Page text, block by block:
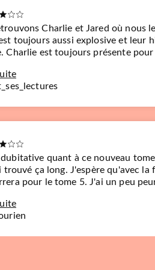
ITO
Louanne Serra
Charlie et Jared où nous
toujours aussi explosive et leur
Charlie est toujours présente pour
quant à ce nouveau
trouvé ça long. J'espère qu'avec
pour le tome 5. J'ai un peu